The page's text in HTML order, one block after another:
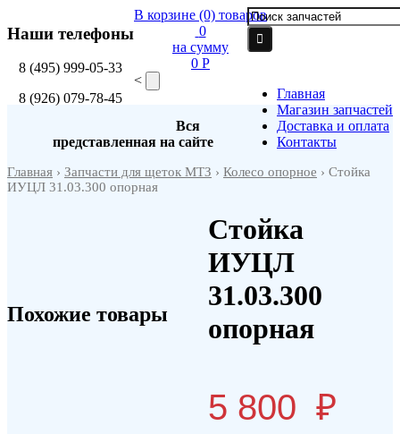
Наши телефоны
8 (495) 999-05-33
8 (926) 079-78-45
В корзине (0) товаров
0
на сумму
0 P
Главная
Магазин запчастей
Доставка и оплата
Контакты
Главная › Запчасти для щеток МТЗ › Колесо опорное › Стойка
ИУЦЛ 31.03.300 опорная
Стойка
ИУЦЛ
31.03.300
опорная
5 800 ₽
Похожие товары
<
Вся
представленная на сайте